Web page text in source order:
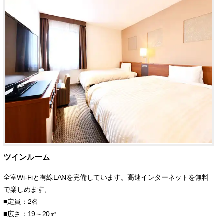
ツインルーム
全室Wi-Fiと有線LANを完備しています。高速インターネットを無料
で楽しめます。
■定員：2名
■広さ：19～20㎡